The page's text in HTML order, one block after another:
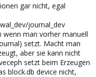
gar nicht, egal
journal_dev
man vorher manuell
setzt. Macht man
aber sie kann nicht
setzt beim Erzeugen
block.db device nicht,